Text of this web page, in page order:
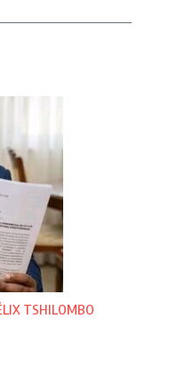
TSHILOMBO